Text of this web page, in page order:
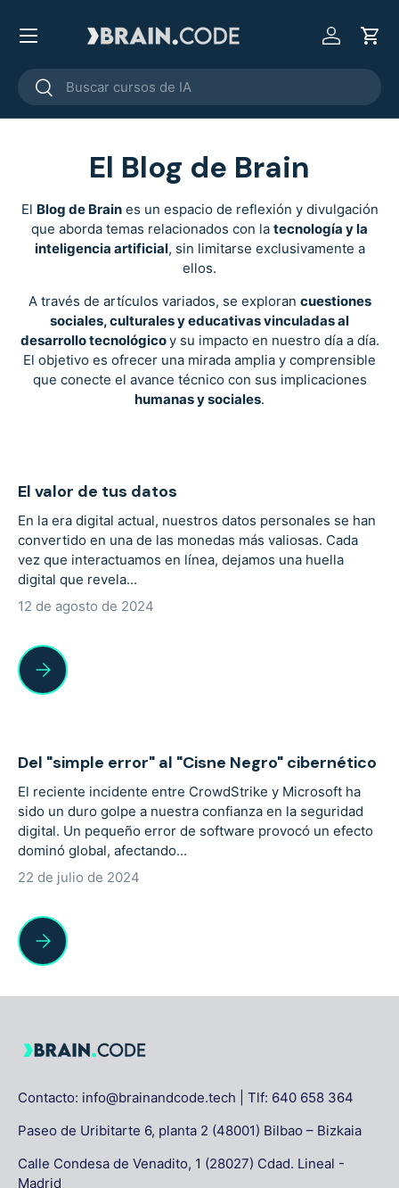
Ir al contenido
Buscar
Buscar
Iniciar
Menú
El Blog de Brain
El Blog de Braines un espacio de reflexión y divulgación
que aborda temas relacionados con la tecnología y la
inteligencia artificial, sin limitarse exclusivamente a
ellos.
A través de artículos variados, se exploran cuestiones
sociales, culturales y educativas vinculadas al
desarrollo tecnológicoy su impacto en nuestro día a día.
El objetivo es ofrecer una mirada amplia y comprensible
que conecte el avance técnico con sus implicaciones
humanas y sociales.
El valor de tus datos
En la era digital actual, nuestros datos personales se han
convertido en una de las monedas más valiosas. Cada
vez que interactuamos en línea, dejamos una huella
digital que revela...
12 de agosto de 2024
El valor de tus datos
Del "simple error" al "Cisne Negro" cibernético
El reciente incidente entre CrowdStrike y Microsoft ha
sido un duro golpe a nuestra confianza en la seguridad
digital. Un pequeño error de software provocó un efecto
dominó global, afectando...
22 de julio de 2024
Del "simple error" al "Cisne Negro" cibernético
Contacto: info@brainandcode.tech | Tlf: 640 658 364
Paseo de Uribitarte 6, planta 2 (48001) Bilbao – Bizkaia
Calle Condesa de Venadito, 1 (28027) Cdad. Lineal -
Madrid